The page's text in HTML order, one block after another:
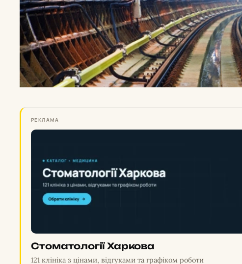
РЕКЛАМА
Стоматології Харкова
121 клініка з цінами, відгуками та графіком роботи